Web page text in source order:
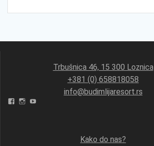
Trbušnica 46, 15 300 Loznica
+381 (0) 658818058
info@budimlijaresort.rs
FacebookInstagram
Kako do nas?